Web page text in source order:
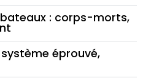
: corps-morts,
éprouvé,